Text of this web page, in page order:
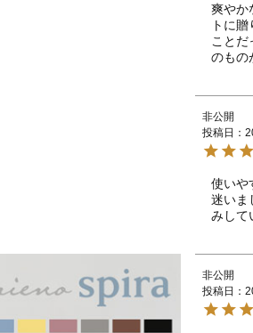
爽やか
トに
こと
のもの
非公開
投稿日
使いや
迷いま
みして
非公開
投稿日